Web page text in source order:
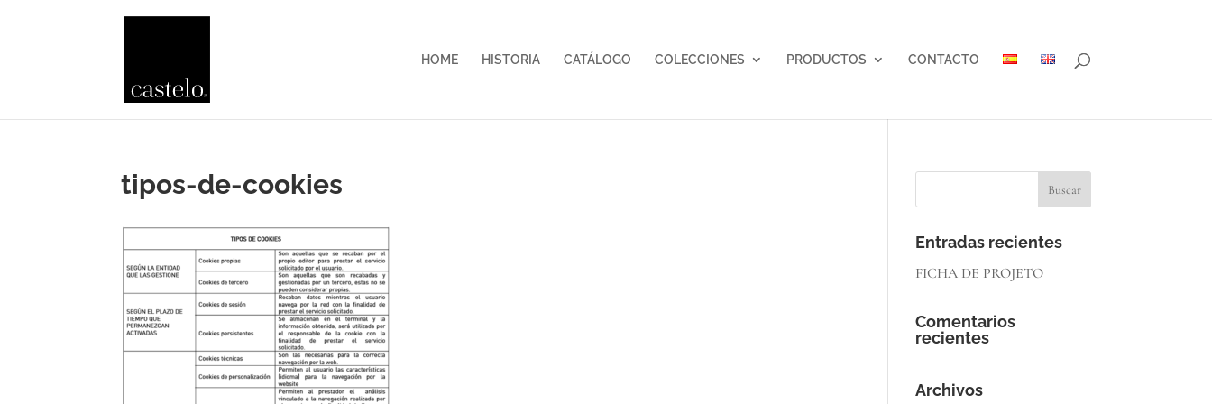
HOME HISTORIA CATÁLOGO COLECCIONES PRODUCTOS CONTACTO
tipos-de-cookies
Entradas recientes
FICHA DE PROJETO
Comentarios
recientes
Archivos